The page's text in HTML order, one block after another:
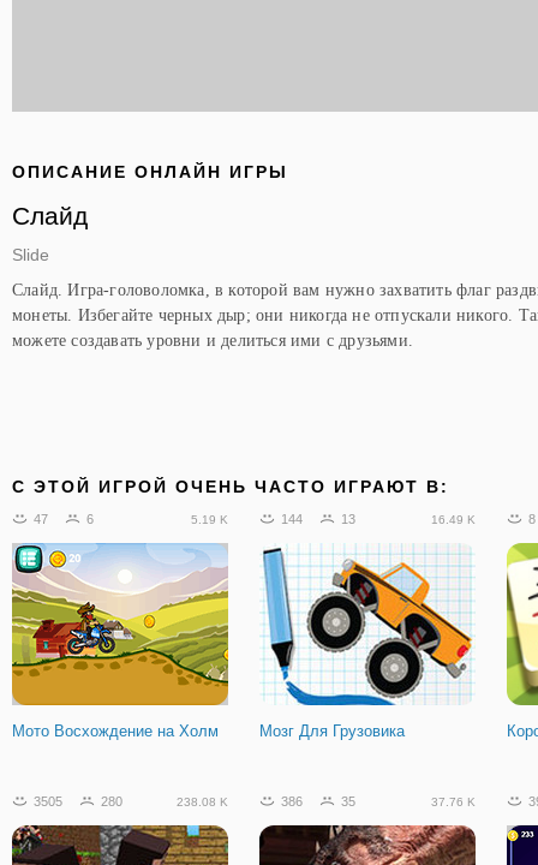
ОПИСАНИЕ ОНЛАЙН ИГРЫ
Слайд
Slide
Слайд. Игра-головоломка, в которой вам нужно захватить флаг
монеты. Избегайте черных дыр; они никогда не отпускали никого.
можете создавать уровни и делиться ими с друзьями.
C ЭТОЙ ИГРОЙ ОЧЕНЬ ЧАСТО ИГРАЮТ В:
47 6 5.19 K
Мото Восхождение на Холм
144 13 16.49 K
Мозг Для Грузовика
8
3505 280 238.08 K 386 35 37.76 K